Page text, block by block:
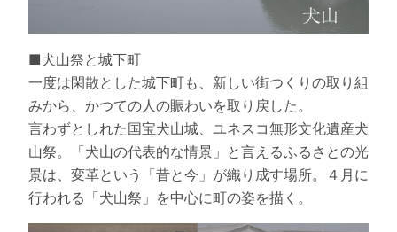
■犬山祭と城下町
一度は閑散とした城下町も、新しい街つくりの取り組
みから、かつての人の賑わいを取り戻した。
言わずとしれた国宝犬山城、ユネスコ無形文化遺産犬
山祭。「犬山の代表的な情景」と言えるふるさとの光
景は、変革という「昔と今」が織り成す場所。４月に
行われる「犬山祭」を中心に町の姿を描く。